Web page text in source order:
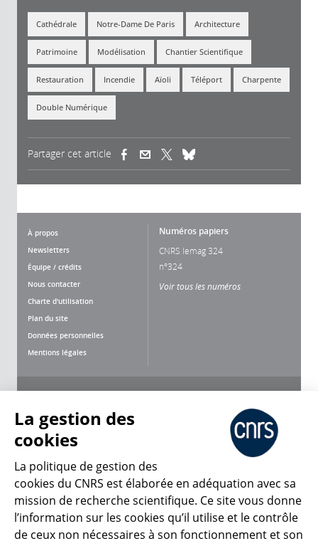
Cathédrale Notre-Dame De Paris Architecture
Patrimoine Modélisation Chantier Scientifique
Restauration Incendie Aïoli Téléport Charpente
Double Numérique
Partager cet article (link is external)(link is external)
À propos
Newsletters
Équipe / crédits
Nous contacter
Charte d'utilisation
Plan du site
Données personnelles
Mentions légales
Numéros papiers
CNRS lemag 324
n°324
Voir tous les numéros
CNRS Le Mag
© 2026, CNRS
La gestion des
cookies
La politique de gestion des
cookies du CNRS est élaborée en adéquation avec sa
mission de recherche scientifique. Ce site vous donne
l’information sur les cookies qu’il utilise et le contrôle
de ceux non nécessaires à son fonctionnement et son